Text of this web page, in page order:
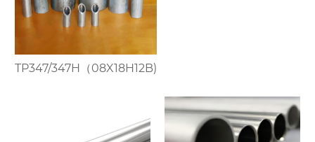
TP347/347H（08X18H12B)